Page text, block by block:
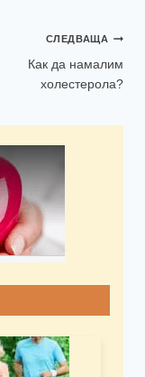
СЛЕДВАЩА
Как да намалим
холестерола?